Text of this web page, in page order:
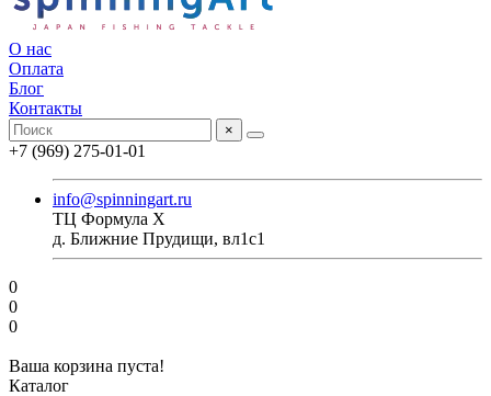
О нас
Оплата
Блог
Контакты
×
+7 (969) 275-01-01
info@spinningart.ru
ТЦ Формула X
д. Ближние Прудищи, вл1с1
0
0
0
Ваша корзина пуста!
Каталог